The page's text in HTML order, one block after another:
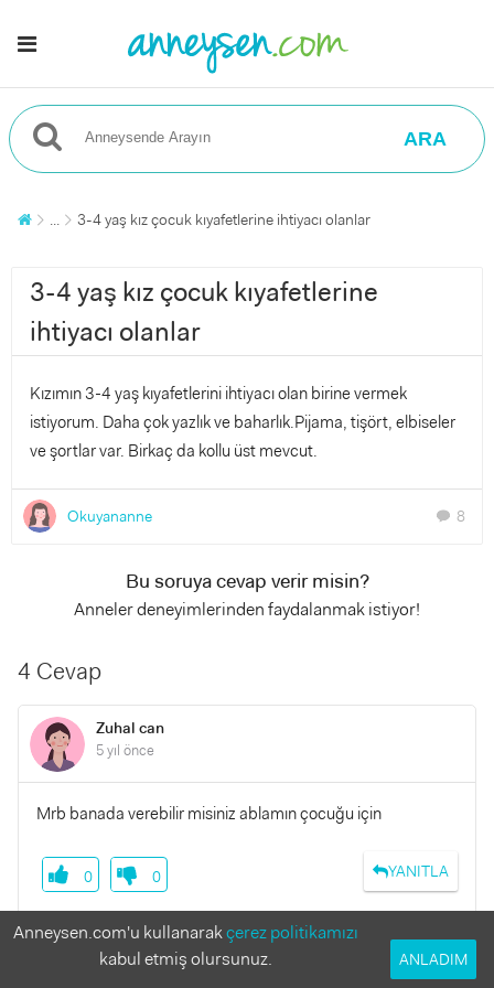
ARA
... 3-4 yaş kız çocuk kıyafetlerine ihtiyacı olanlar
3-4 yaş kız çocuk kıyafetlerine
ihtiyacı olanlar
Kızımın 3-4 yaş kıyafetlerini ihtiyacı olan birine vermek
istiyorum. Daha çok yazlık ve baharlık.Pijama, tişört, elbiseler
ve şortlar var. Birkaç da kollu üst mevcut.
Okuyananne chat 8
Bu soruya cevap verir misin?
Anneler deneyimlerinden faydalanmak istiyor!
4 Cevap
Zuhal can
5 yıl önce
Mrb banada verebilir misiniz ablamın çocuğu için
YANITLA
0 0
Defneninannesi266
Anneysen.com'u kullanarakçerez politikamızı
kabul etmiş olursunuz.
ANLADIM